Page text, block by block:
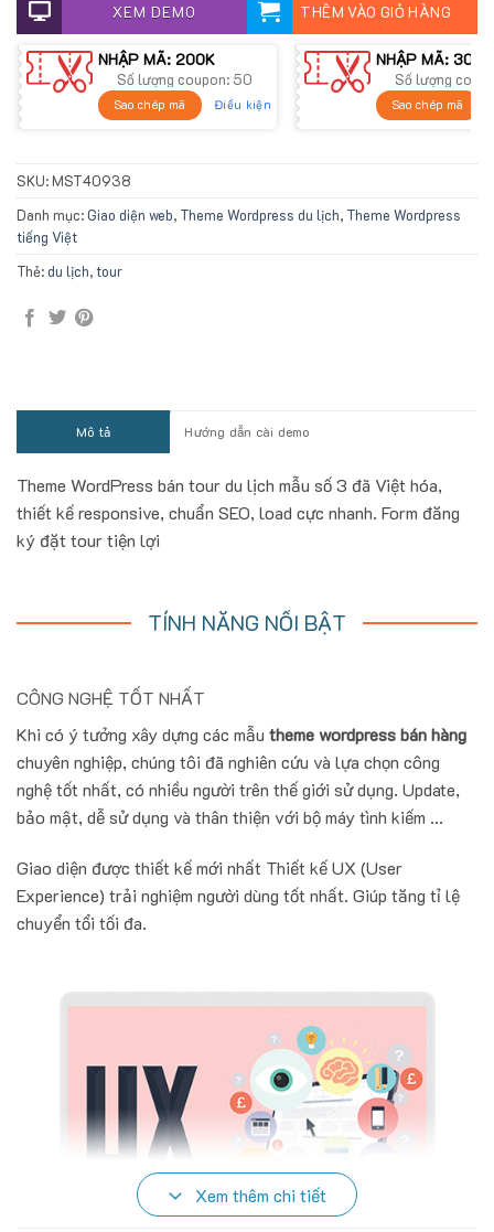
XEM DEMO THÊM VÀO GIỎ HÀNG
NHẬP MÃ: 200K
Số lượng coupon: 50
Sao chép mã Điều kiện
NHẬP MÃ: 300K
Số lượng
Sao chép mã
SKU: MST40938
Danh mục:Giao diện web, Theme Wordpress du lịch, Theme Wordpress
tiếng Việt
Thẻ:du lịch,tour
Mô tả Hướng dẫn cài demo
Theme WordPress bán tour du lịch mẫu số 3 đã Việt hóa,
thiết kế responsive, chuẩn SEO, load cực nhanh. Form đăng
ký đặt tour tiện lợi
TÍNH NĂNG NỔI BẬT
CÔNG NGHỆ TỐT NHẤT
Khi có ý tưởng xây dựng các mẫu theme wordpress bán hàng
chuyên nghiệp, chúng tôi đã nghiên cứu và lựa chọn công
nghệ tốt nhất, có nhiều người trên thế giới sử dụng. Update,
bảo mật, dễ sử dụng và thân thiện với bộ máy tình kiếm ...
Giao diện được thiết kế mới nhất Thiết kế UX (User
Experience) trải nghiệm người dùng tốt nhất. Giúp tăng tỉ lệ
chuyển tổi tối đa.
Xem thêm chi tiết